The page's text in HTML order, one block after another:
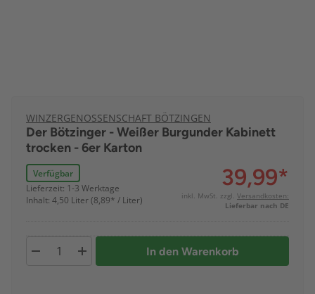
WINZERGENOSSENSCHAFT BÖTZINGEN
Der Bötzinger - Weißer Burgunder Kabinett
trocken - 6er Karton
Verfügbar
Lieferzeit: 1-3 Werktage
Inhalt: 4,50 Liter (8,89* / Liter)
39,99*
inkl. MwSt. zzgl. Versandkosten:
Lieferbar nach DE
In den Warenkorb